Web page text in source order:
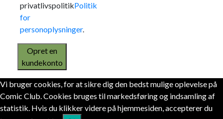
privatlivspolitikPolitik
for
personoplysninger.
Opret en
kundekonto
Vi bruger cookies, for at sikre dig den bedst mulige oplevelse på
Comic Club. Cookies bruges til markedsføring og indsamling af
statistik. Hvis du klikker videre på hjemmesiden, accepterer du